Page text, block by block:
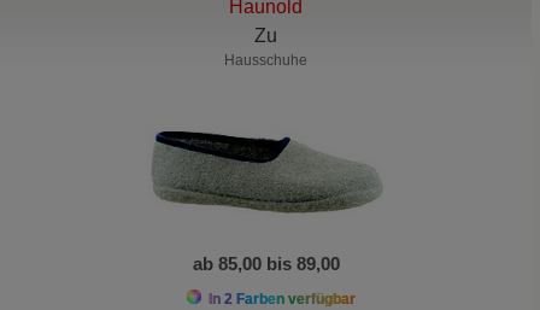
Haunold
Zu
Hausschuhe
ab 85,00 bis 89,00
In 2 Farben verfügbar